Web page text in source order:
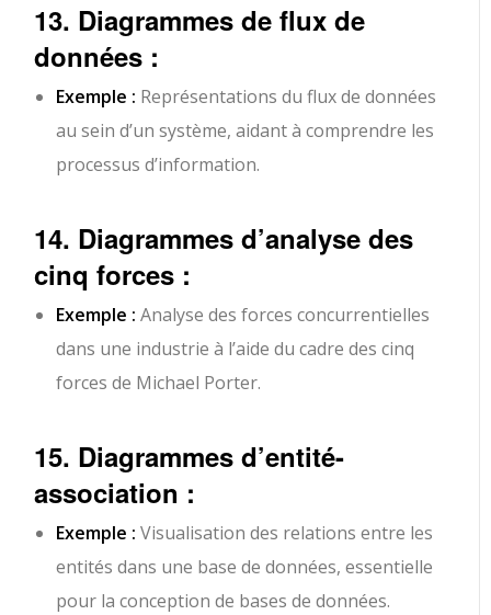
13. Diagrammes de flux de
données :
Exemple : Représentations du flux de données
au sein d’un système, aidant à comprendre les
processus d’information.
14. Diagrammes d’analyse des
cinq forces :
Exemple : Analyse des forces concurrentielles
dans une industrie à l’aide du cadre des cinq
forces de Michael Porter.
15. Diagrammes d’entité-
association :
Exemple : Visualisation des relations entre les
entités dans une base de données, essentielle
pour la conception de bases de données.